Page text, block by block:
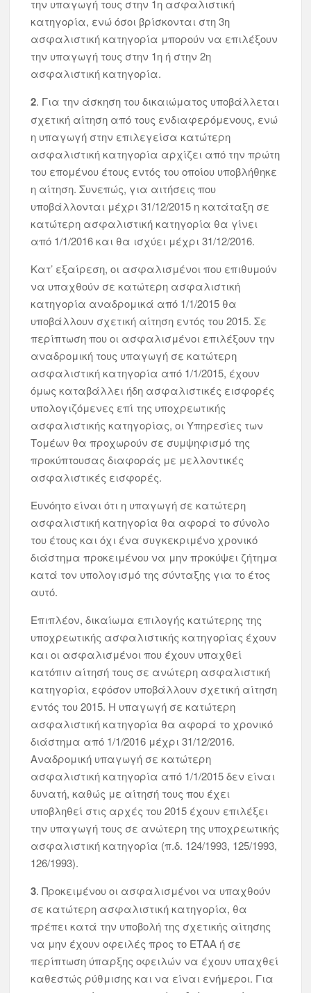
την υπαγωγή τους στην 1η ασφαλιστική
κατηγορία, ενώ όσοι βρίσκονται στη 3η
ασφαλιστική κατηγορία μπορούν να επιλέξουν
την υπαγωγή τους στην 1η ή στην 2η
ασφαλιστική κατηγορία.
2. Για την άσκηση του δικαιώματος υποβάλλεται
σχετική αίτηση από τους ενδιαφερόμενους, ενώ
η υπαγωγή στην επιλεγείσα κατώτερη
ασφαλιστική κατηγορία αρχίζει από την πρώτη
του επομένου έτους εντός του οποίου υποβλήθηκε
η αίτηση. Συνεπώς, για αιτήσεις που
υποβάλλονται μέχρι 31/12/2015 η κατάταξη σε
κατώτερη ασφαλιστική κατηγορία θα γίνει
από 1/1/2016 και θα ισχύει μέχρι 31/12/2016.
Κατ’ εξαίρεση, οι ασφαλισμένοι που επιθυμούν
να υπαχθούν σε κατώτερη ασφαλιστική
κατηγορία αναδρομικά από 1/1/2015 θα
υποβάλλουν σχετική αίτηση εντός του 2015. Σε
περίπτωση που οι ασφαλισμένοι επιλέξουν την
αναδρομική τους υπαγωγή σε κατώτερη
ασφαλιστική κατηγορία από 1/1/2015, έχουν
όμως καταβάλλει ήδη ασφαλιστικές εισφορές
υπολογιζόμενες επί της υποχρεωτικής
ασφαλιστικής κατηγορίας, οι Υπηρεσίες των
Τομέων θα προχωρούν σε συμψηφισμό της
προκύπτουσας διαφοράς με μελλοντικές
ασφαλιστικές εισφορές.
Ευνόητο είναι ότι η υπαγωγή σε κατώτερη
ασφαλιστική κατηγορία θα αφορά το σύνολο
του έτους και όχι ένα συγκεκριμένο χρονικό
διάστημα προκειμένου να μην προκύψει ζήτημα
κατά τον υπολογισμό της σύνταξης για το έτος
αυτό.
Επιπλέον, δικαίωμα επιλογής κατώτερης της
υποχρεωτικής ασφαλιστικής κατηγορίας έχουν
και οι ασφαλισμένοι που έχουν υπαχθεί
κατόπιν αίτησή τους σε ανώτερη ασφαλιστική
κατηγορία, εφόσον υποβάλλουν σχετική αίτηση
εντός του 2015. Η υπαγωγή σε κατώτερη
ασφαλιστική κατηγορία θα αφορά το χρονικό
διάστημα από 1/1/2016 μέχρι 31/12/2016.
Αναδρομική υπαγωγή σε κατώτερη
ασφαλιστική κατηγορία από 1/1/2015 δεν είναι
δυνατή, καθώς με αίτησή τους που έχει
υποβληθεί στις αρχές του 2015 έχουν επιλέξει
την υπαγωγή τους σε ανώτερη της υποχρεωτικής
ασφαλιστική κατηγορία (π.δ. 124/1993, 125/1993,
126/1993).
3. Προκειμένου οι ασφαλισμένοι να υπαχθούν
σε κατώτερη ασφαλιστική κατηγορία, θα
πρέπει κατά την υποβολή της σχετικής αίτησης
να μην έχουν οφειλές προς το ΕΤΑΑ ή σε
περίπτωση ύπαρξης οφειλών να έχουν υπαχθεί
καθεστώς ρύθμισης και να είναι ενήμεροι. Για